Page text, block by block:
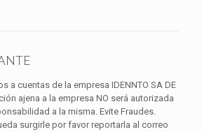
a cuentas de la empresa IDENNTO SA DE
ajena a la empresa NO será autorizada
a la misma. Evite Fraudes.
surgirle por favor reportarla al correo